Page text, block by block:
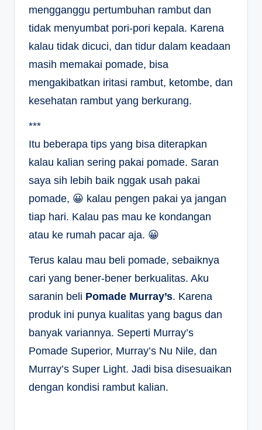
mengganggu pertumbuhan rambut dan
tidak menyumbat pori-pori kepala. Karena
kalau tidak dicuci, dan tidur dalam keadaan
masih memakai pomade, bisa
mengakibatkan iritasi rambut, ketombe, dan
kesehatan rambut yang berkurang.
***
Itu beberapa tips yang bisa diterapkan
kalau kalian sering pakai pomade. Saran
saya sih lebih baik nggak usah pakai
pomade, 😀 kalau pengen pakai ya jangan
tiap hari. Kalau pas mau ke kondangan
atau ke rumah pacar aja. 😀
Terus kalau mau beli pomade, sebaiknya
cari yang bener-bener berkualitas. Aku
saranin beli Pomade Murray’s. Karena
produk ini punya kualitas yang bagus dan
banyak variannya. Seperti Murray’s
Pomade Superior, Murray’s Nu Nile, dan
Murray’s Super Light. Jadi bisa disesuaikan
dengan kondisi rambut kalian.